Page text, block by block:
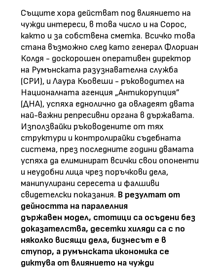
Същите хора действат под влиянието на
чужди интереси, в това число и на Сорос,
както и за собствена сметка. Всичко това
стана възможно след като генерал Флориан
Колдя - доскорошен оперативен директор
на Румънската разузнавателна служба
(СРИ), и Лаура Кьовеши - ръководител на
Националната агенция „Антикорупция”
(ДНА), успяха еднолично да овладеят двата
най-важни репресивни органа в държавата.
Използвайки ръководените от тях
структури и контролирайки съдебната
система, през последните години двамата
успяха да елиминират всички свои опоненти
и неудобни лица чрез поръчкови дела,
манипулирани сересета и фалшиви
свидетелски показания. В резултат от
дейността на паралелния
държавен модел, стотици са осъдени без
доказателства, десетки хиляди са с по
няколко висящи дела, бизнесът е в
ступор, а румънската икономика се
диктува от влиянието на чужди